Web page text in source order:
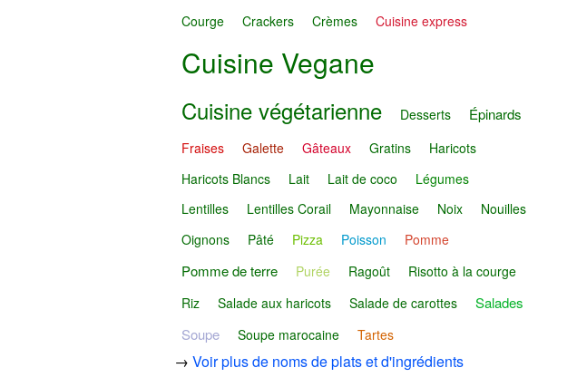
Courge
Crackers Crèmes Cuisine express
Cuisine Vegane
Cuisine végétarienne Desserts Épinards
Fraises Galette Gâteaux Gratins
Haricots
Haricots Blancs
Lait Lait de coco
Légumes
Lentilles
Lentilles Corail Mayonnaise Noix
Nouilles
Oignons
Pâté Pizza Poisson Pomme
Pomme de terre Purée Ragoût
Risotto à la courge
Riz
Salade aux haricots Salade de carottes
Salades
Soupe
Soupe marocaine Tartes
→Voir plus de noms de plats et d'ingrédients